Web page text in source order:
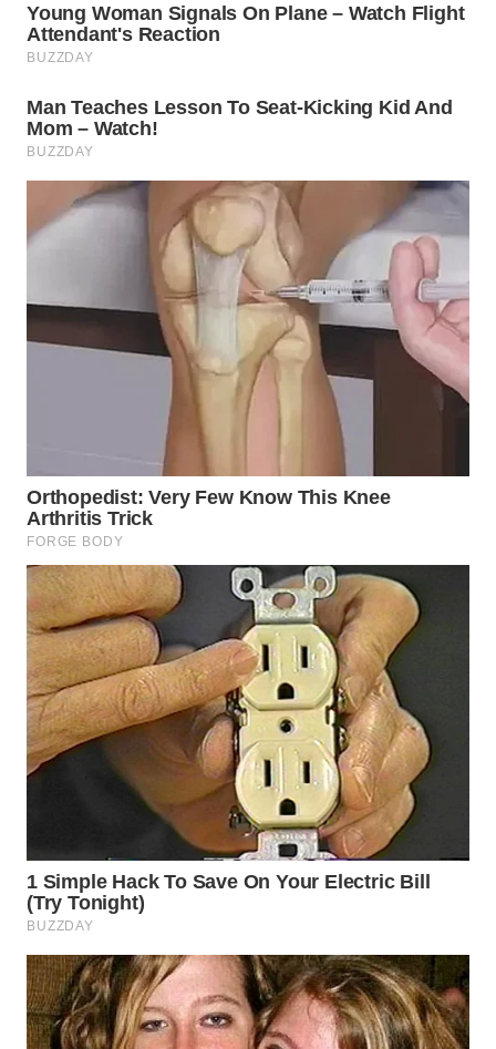
WN
TANJUNG
WN
WN
WN DELI
SERDANG
WN
TEBING
TINGGI
WN
PAKPAK
BEKASI
WN
BOGOR
WN
DEPOK